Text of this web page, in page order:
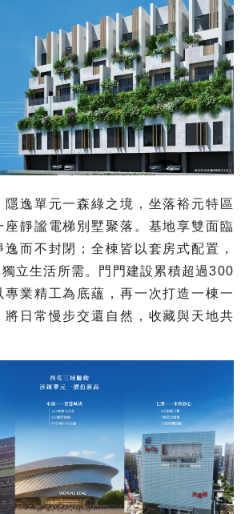
隱逸單元一森綠之境，坐落裕元特區
座靜謐電梯別墅聚落。基地享雙面臨
而不封閉；全棟皆以套房式配置，
立生活所需。門門建設累積超過300
專業精工為底蘊，再一次打造一棟一
將日常慢步交還自然，收藏與天地共